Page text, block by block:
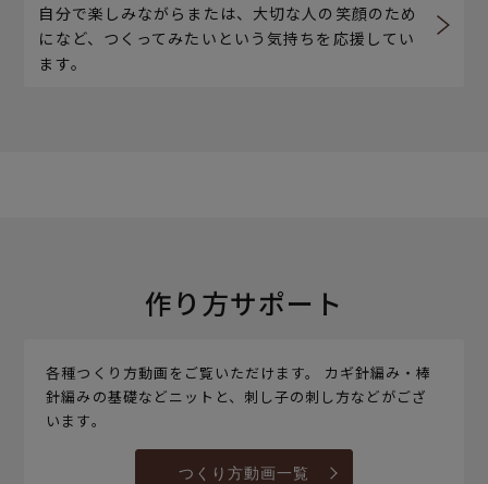
自分で楽しみながらまたは、大切な人の笑顔のため
になど、つくってみたいという気持ちを応援してい
ます。
作り方サポート
各種つくり方動画をご覧いただけます。 カギ針編み・棒
針編みの基礎などニットと、刺し子の刺し方などがござ
います。
つくり方動画一覧